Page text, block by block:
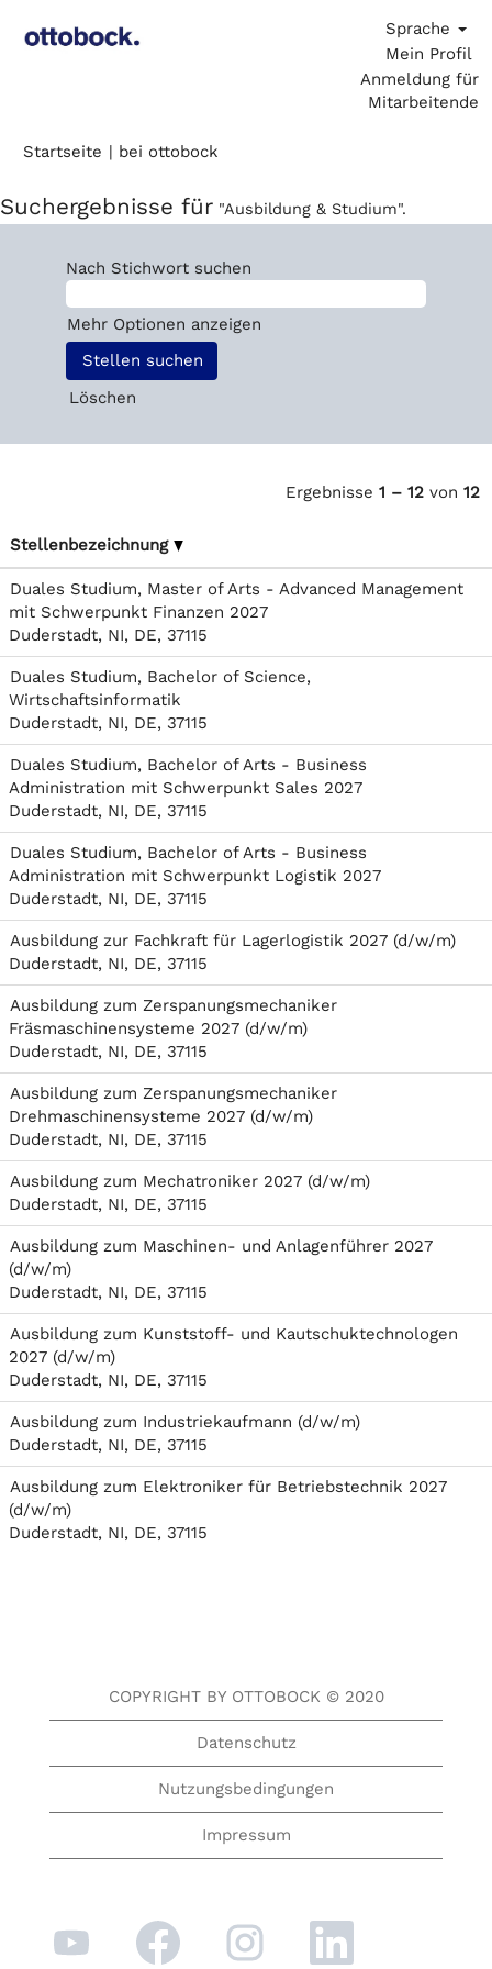
Sprache
Mein Profil
Anmeldung für
Mitarbeitende
Startseite | bei ottobock
Suchergebnisse für "Ausbildung & Studium".
Nach Stichwort suchen
Mehr Optionen anzeigen
Löschen
Ergebnisse 1 – 12 von 12
Stellenbezeichnung
Duales Studium, Master of Arts - Advanced Management
mit Schwerpunkt Finanzen 2027
Duderstadt, NI, DE, 37115
Duales Studium, Bachelor of Science,
Wirtschaftsinformatik
Duderstadt, NI, DE, 37115
Duales Studium, Bachelor of Arts - Business
Administration mit Schwerpunkt Sales 2027
Duderstadt, NI, DE, 37115
Duales Studium, Bachelor of Arts - Business
Administration mit Schwerpunkt Logistik 2027
Duderstadt, NI, DE, 37115
Ausbildung zur Fachkraft für Lagerlogistik 2027 (d/w/m)
Duderstadt, NI, DE, 37115
Ausbildung zum Zerspanungsmechaniker
Fräsmaschinensysteme 2027 (d/w/m)
Duderstadt, NI, DE, 37115
Ausbildung zum Zerspanungsmechaniker
Drehmaschinensysteme 2027 (d/w/m)
Duderstadt, NI, DE, 37115
Ausbildung zum Mechatroniker 2027 (d/w/m)
Duderstadt, NI, DE, 37115
Ausbildung zum Maschinen- und Anlagenführer 2027
(d/w/m)
Duderstadt, NI, DE, 37115
Ausbildung zum Kunststoff- und Kautschuktechnologen
2027 (d/w/m)
Duderstadt, NI, DE, 37115
Ausbildung zum Industriekaufmann (d/w/m)
Duderstadt, NI, DE, 37115
Ausbildung zum Elektroniker für Betriebstechnik 2027
(d/w/m)
Duderstadt, NI, DE, 37115
COPYRIGHT BY OTTOBOCK © 2020
Datenschutz
Nutzungsbedingungen
Impressum
W
W
W